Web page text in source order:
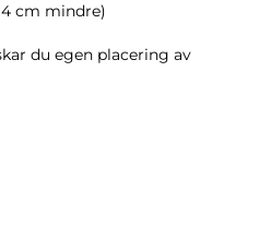
cm mindre)
du egen placering av